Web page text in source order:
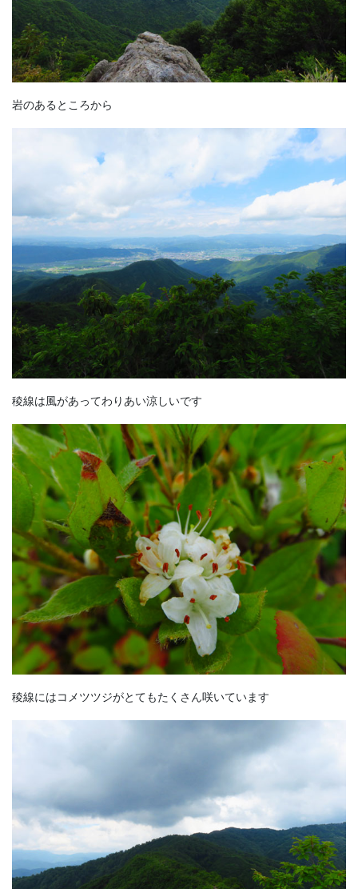
岩のあるところから
稜線は風があってわりあい涼しいです
稜線にはコメツツジがとてもたくさん咲いています